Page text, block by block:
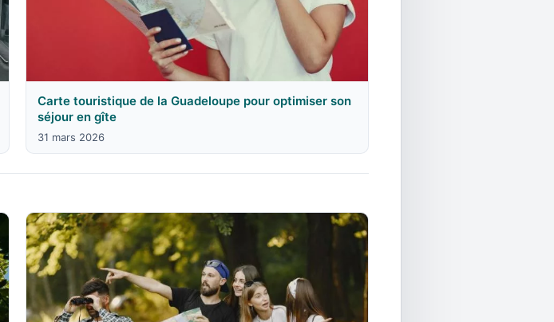
Carte touristique de la Guadeloupe pour optimiser son
séjour en gîte
31 mars 2026